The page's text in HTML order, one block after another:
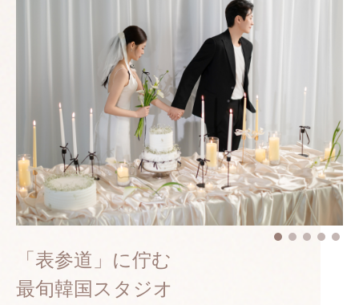
「表参道」に佇む
最旬韓国スタジオ